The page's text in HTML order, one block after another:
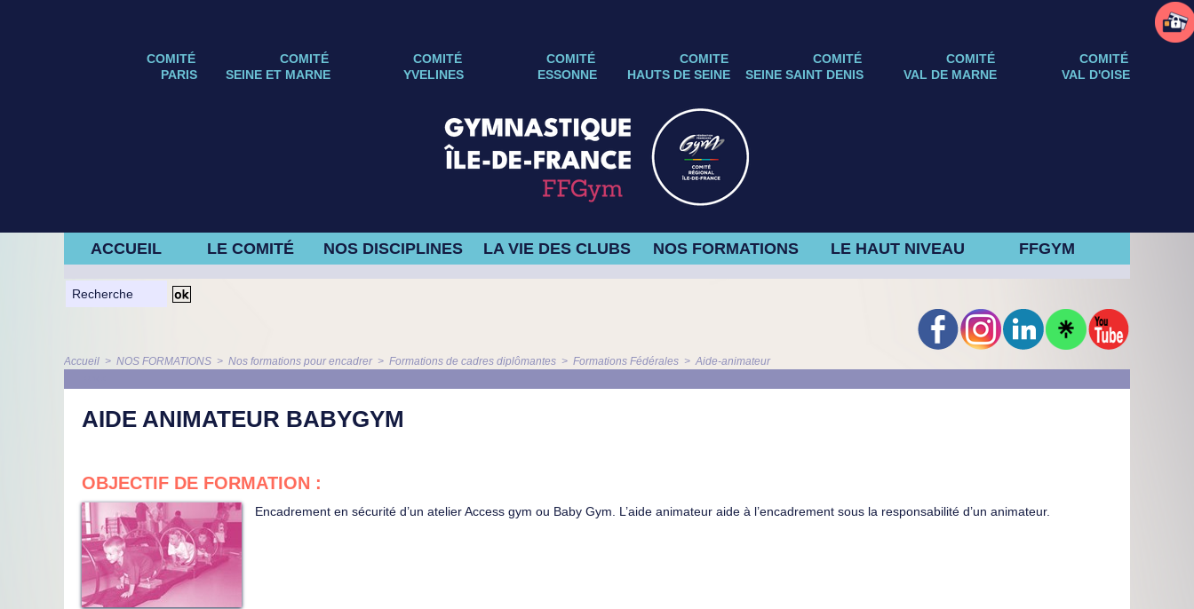
COMITÉ
COMITÉ
COMITÉ
COMITE
COMITÉ
COMITÉ
COMITÉ
COMITÉ
VAL D'OISE
VAL DE MARNE
SEINE SAINT DENIS
HAUTS DE SEINE
ESSONNE
YVELINES
SEINE ET MARNE
PARIS
ACCUEIL LE COMITÉ NOS DISCIPLINES LA VIE DES CLUBS NOS FORMATIONS LE HAUT NIVEAU FFGYM
Accueil > NOS FORMATIONS > Nos formations pour encadrer > Formations de cadres diplômantes > Formations Fédérales > Aide-animateur
AIDE ANIMATEUR BABYGYM
OBJECTIF DE FORMATION :
Encadrement en sécurité d’un atelier Access gym ou Baby Gym. L’aide animateur aide à l’encadrement sous la responsabilité d’un animateur.